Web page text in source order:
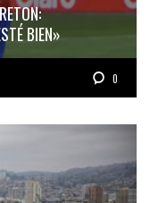
BIEN»
0